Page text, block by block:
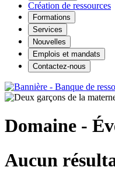
Création de ressources
Formations
Services
Nouvelles
Emplois et mandats
Contactez-nous
Domaine -
Aucun